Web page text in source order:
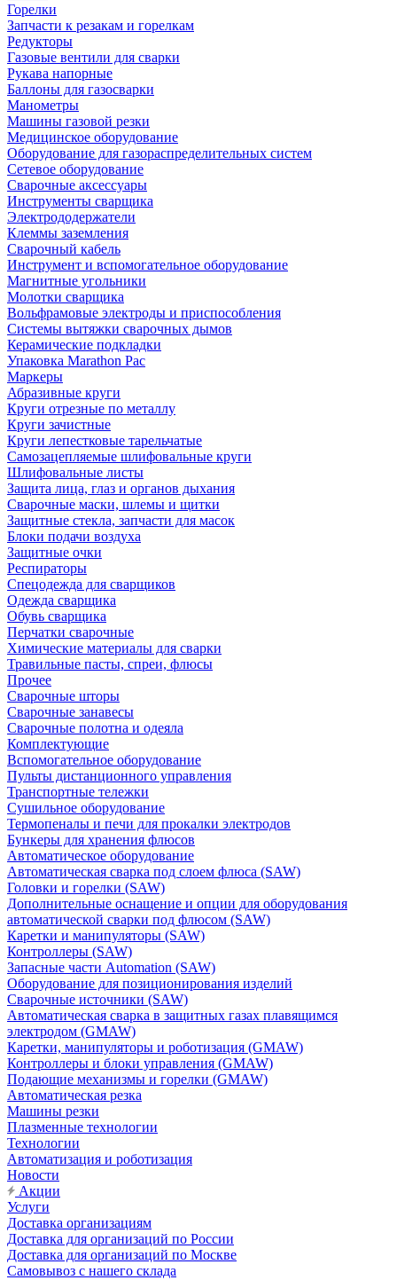
Горелки
Запчасти к резакам и горелкам
Редукторы
Газовые вентили для сварки
Рукава напорные
Баллоны для газосварки
Манометры
Машины газовой резки
Медицинское оборудование
Оборудование для газораспределительных систем
Сетевое оборудование
Сварочные аксессуары
Инструменты сварщика
Электрододержатели
Клеммы заземления
Сварочный кабель
Инструмент и вспомогательное оборудование
Магнитные угольники
Молотки сварщика
Вольфрамовые электроды и приспособления
Системы вытяжки сварочных дымов
Керамические подкладки
Упаковка Marathon Pac
Маркеры
Абразивные круги
Круги отрезные по металлу
Круги зачистные
Круги лепестковые тарельчатые
Самозацепляемые шлифовальные круги
Шлифовальные листы
Защита лица, глаз и органов дыхания
Сварочные маски, шлемы и щитки
Защитные стекла, запчасти для масок
Блоки подачи воздуха
Защитные очки
Респираторы
Спецодежда для сварщиков
Одежда сварщика
Обувь сварщика
Перчатки сварочные
Химические материалы для сварки
Травильные пасты, спреи, флюсы
Прочее
Сварочные шторы
Сварочные занавесы
Сварочные полотна и одеяла
Комплектующие
Вспомогательное оборудование
Пульты дистанционного управления
Транспортные тележки
Сушильное оборудование
Термопеналы и печи для прокалки электродов
Бункеры для хранения флюсов
Автоматическое оборудование
Автоматическая сварка под слоем флюса (SAW)
Головки и горелки (SAW)
Дополнительные оснащение и опции для оборудования
автоматической сварки под флюсом (SAW)
Каретки и манипуляторы (SAW)
Контроллеры (SAW)
Запасные части Automation (SAW)
Оборудование для позиционирования изделий
Сварочные источники (SAW)
Автоматическая сварка в защитных газах плавящимся
электродом (GMAW)
Каретки, манипуляторы и роботизация (GMAW)
Контроллеры и блоки управления (GMAW)
Подающие механизмы и горелки (GMAW)
Автоматическая резка
Машины резки
Плазменные технологии
Технологии
Автоматизация и роботизация
Новости
Акции
Услуги
Доставка организациям
Доставка для организаций по России
Доставка для организаций по Москве
Самовывоз с нашего склада